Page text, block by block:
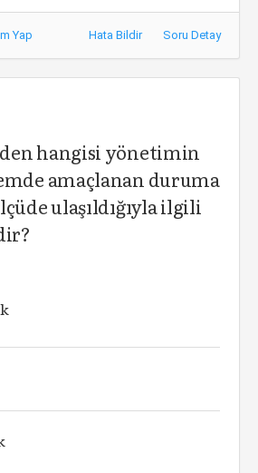
Yap Hata Bildir Soru Detay
hangisi yönetimin
amaçlanan duruma
ulaşıldığıyla ilgili